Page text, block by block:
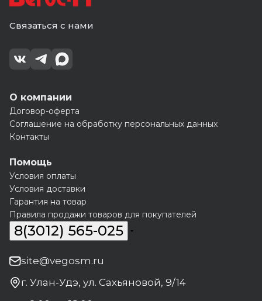
Связаться с нами
О компании
Договор-оферта
Соглашение на обработку персональных данных
Контакты
Помощь
Условия оплаты
Условия доставки
Гарантия на товар
Правила продажи товаров для покупателей
8(3012) 565-025
site@vegosm.ru
г. Улан-Удэ, ул. Сахьяновой, 9/14